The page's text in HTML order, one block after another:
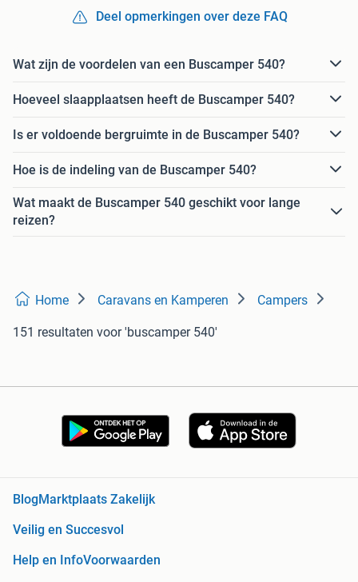
Deel opmerkingen over deze FAQ
Wat zijn de voordelen van een Buscamper 540?
Hoeveel slaapplaatsen heeft de Buscamper 540?
Is er voldoende bergruimte in de Buscamper 540?
Hoe is de indeling van de Buscamper 540?
Wat maakt de Buscamper 540 geschikt voor lange
reizen?
Home Caravans en Kamperen Campers
151 resultaten voor 'buscamper 540'
Blog Marktplaats Zakelijk
Veilig en Succesvol
Help en InfoVoorwaarden